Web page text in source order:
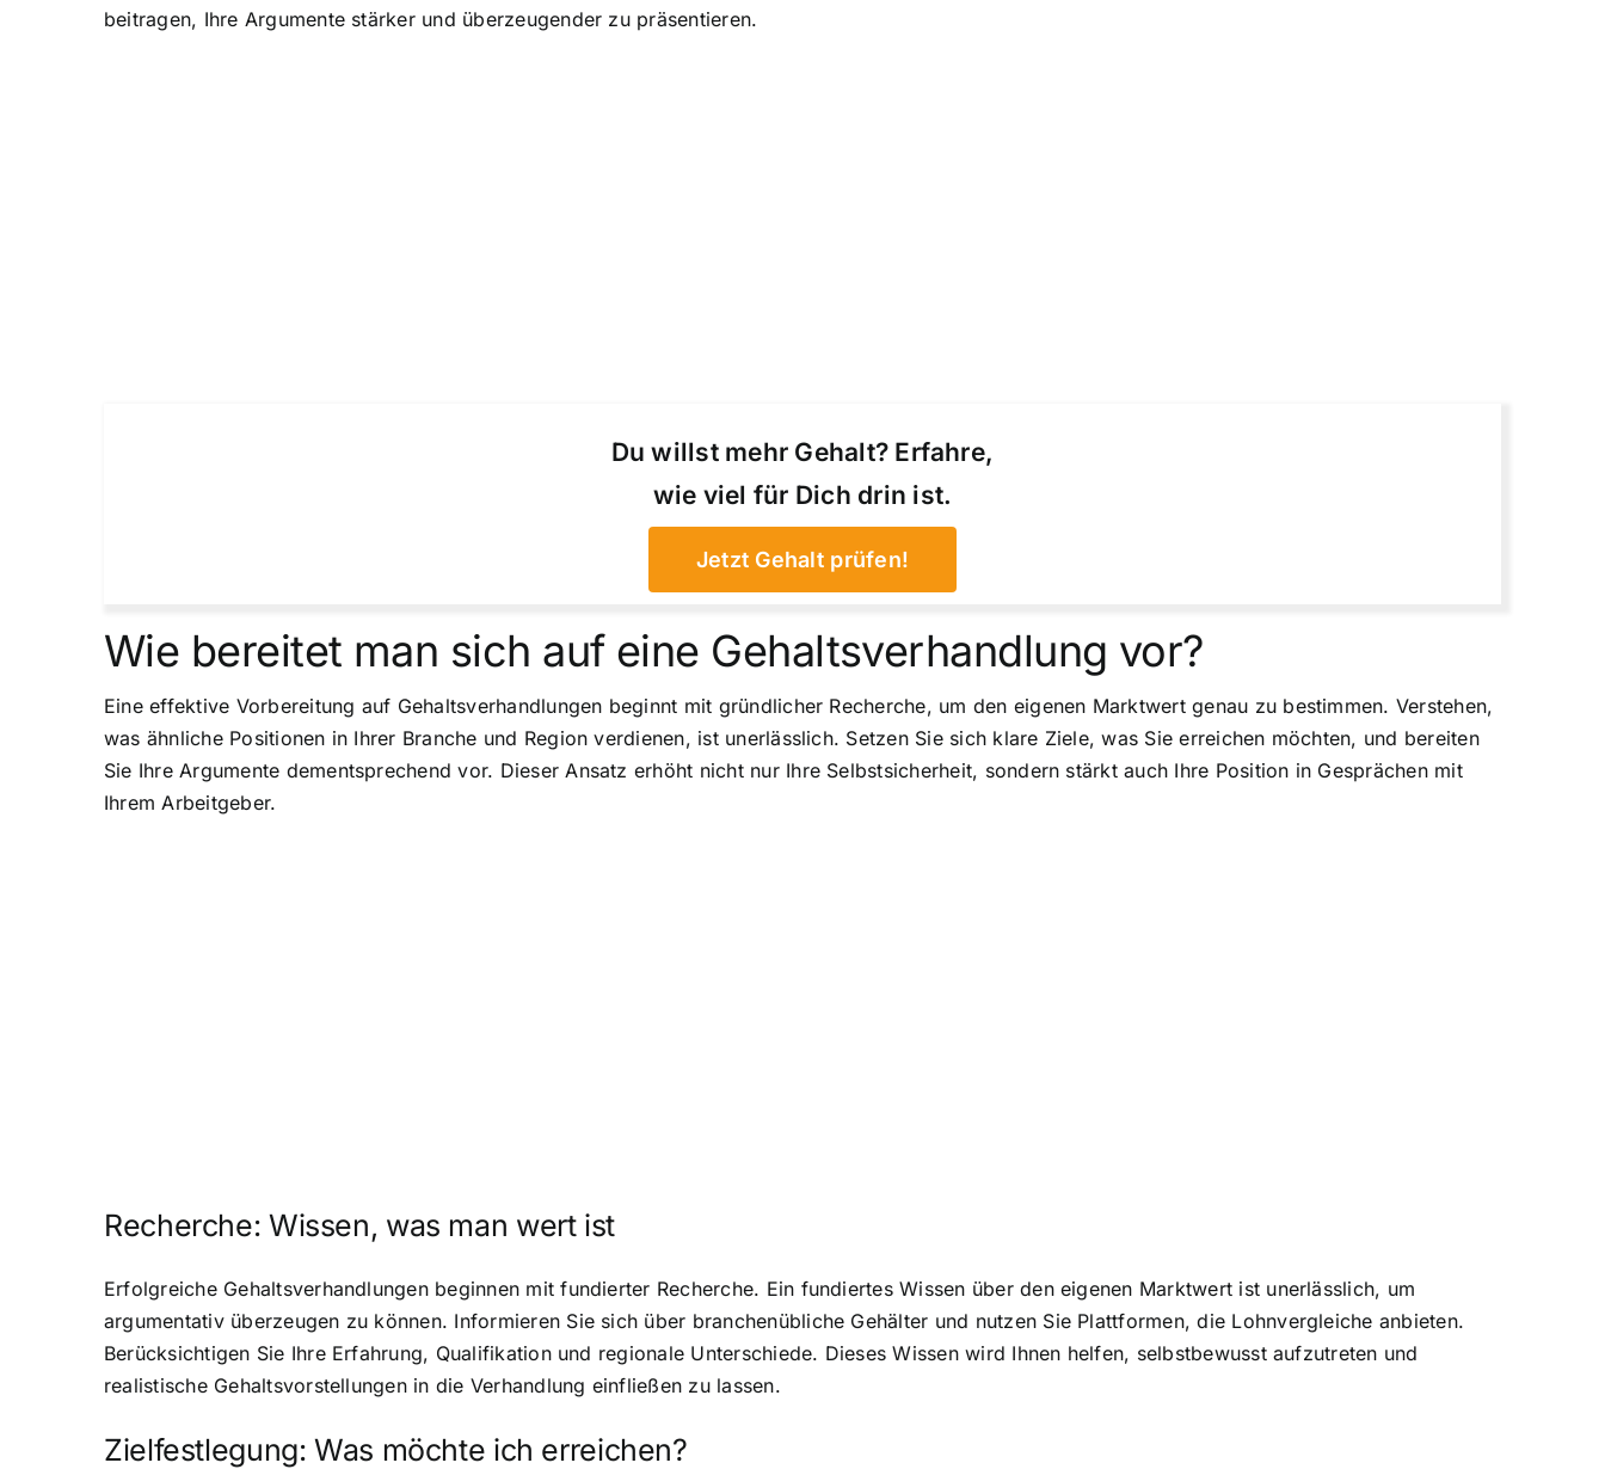
beitragen, Ihre Argumente stärker und überzeugender zu präsentieren.
Du willst mehr Gehalt? Erfahre,
wie viel für Dich drin ist.
Jetzt Gehalt prüfen!
Wie bereitet man sich auf eine Gehaltsverhandlung vor?
Eine effektive Vorbereitung auf Gehaltsverhandlungen beginnt mit gründlicher Recherche, um den eigenen Marktwert genau zu bestimmen. Verstehen,
was ähnliche Positionen in Ihrer Branche und Region verdienen, ist unerlässlich. Setzen Sie sich klare Ziele, was Sie erreichen möchten, und bereiten
Sie Ihre Argumente dementsprechend vor. Dieser Ansatz erhöht nicht nur Ihre Selbstsicherheit, sondern stärkt auch Ihre Position in Gesprächen mit
Ihrem Arbeitgeber.
Recherche: Wissen, was man wert ist
Erfolgreiche Gehaltsverhandlungen beginnen mit fundierter Recherche. Ein fundiertes Wissen über den eigenen Marktwert ist unerlässlich, um
argumentativ überzeugen zu können. Informieren Sie sich über branchenübliche Gehälter und nutzen Sie Plattformen, die Lohnvergleiche anbieten.
Berücksichtigen Sie Ihre Erfahrung, Qualifikation und regionale Unterschiede. Dieses Wissen wird Ihnen helfen, selbstbewusst aufzutreten und
realistische Gehaltsvorstellungen in die Verhandlung einfließen zu lassen.
Zielfestlegung: Was möchte ich erreichen?